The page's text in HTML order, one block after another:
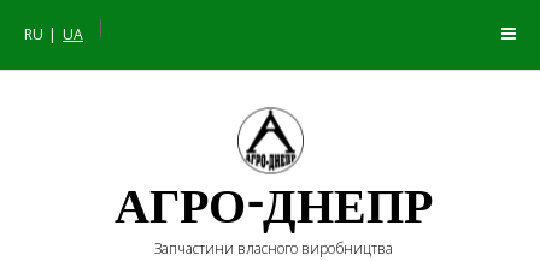
RU UA |
АГРО-ДНЕПР
Запчастини власного виробництва